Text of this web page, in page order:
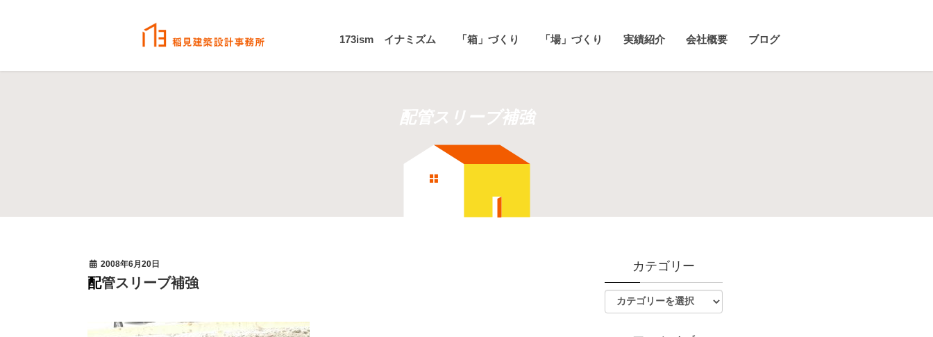
173ism イナミズム 「箱」づくり 「場」づくり 実績紹介 会社概要 ブログ
配管スリーブ補強
2008年6月20日
配管スリーブ補強
カテゴリー